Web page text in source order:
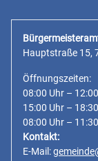
Hauptstraße 15,
Öffnungszeiten:
08:00 Uhr –
15:00 Uhr –
08:00 Uhr –
Kontakt:
E-Mail: